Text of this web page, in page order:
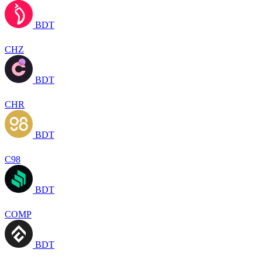
BDT
CHZ
BDT
CHR
BDT
C98
BDT
COMP
BDT